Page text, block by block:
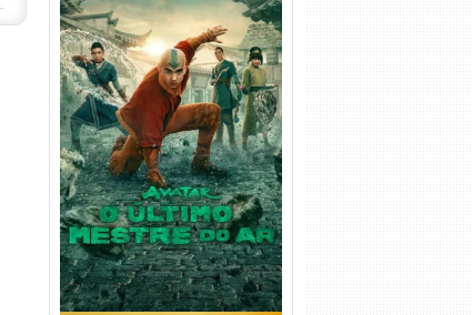
Avatar: O Último Mestre do
Ar 2ª Temporada Torrent
(2026) WEB-DL 1080p Dual
Áudio